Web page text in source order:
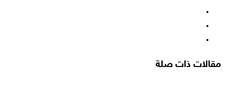
مقالات ذات صلة